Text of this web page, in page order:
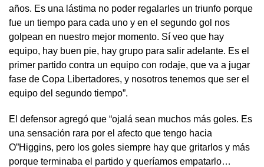
años. Es una lástima no poder regalarles un triunfo porque
fue un tiempo para cada uno y en el segundo gol nos
golpean en nuestro mejor momento. Sí veo que hay
equipo, hay buen pie, hay grupo para salir adelante. Es el
primer partido contra un equipo con rodaje, que va a jugar
fase de Copa Libertadores, y nosotros tenemos que ser el
equipo del segundo tiempo”.
El defensor agregó que “ojalá sean muchos más goles. Es
una sensación rara por el afecto que tengo hacia
O”Higgins, pero los goles siempre hay que gritarlos y más
porque terminaba el partido y queríamos empatarlo…